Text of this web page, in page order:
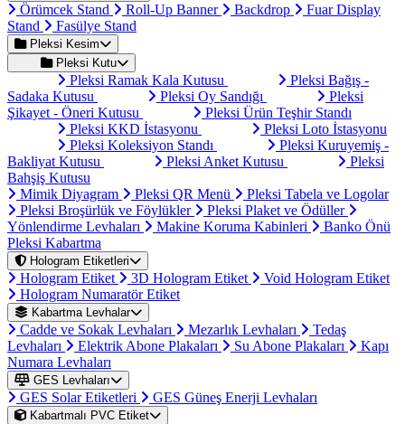
Örümcek Stand Roll-Up Banner Backdrop
Fuar Display
Stand
Fasülye Stand
Pleksi Kesim
Pleksi Kutu
Pleksi Ramak Kala Kutusu
Pleksi Bağış -
Sadaka Kutusu
Pleksi Oy Sandığı
Pleksi
Şikayet - Öneri Kutusu
Pleksi Ürün Teşhir Standı
Pleksi KKD İstasyonu
Pleksi Loto İstasyonu
Pleksi Koleksiyon Standı
Pleksi Kuruyemiş -
Bakliyat Kutusu
Pleksi Anket Kutusu
Pleksi
Bahşiş Kutusu
Mimik Diyagram
Pleksi QR Menü
Pleksi Tabela ve Logolar
Pleksi Broşürlük ve Föylükler
Pleksi Plaket ve Ödüller
Yönlendirme Levhaları
Makine Koruma Kabinleri
Banko Önü
Pleksi Kabartma
Hologram Etiketleri
Hologram Etiket 3D Hologram Etiket
Void Hologram Etiket
Hologram Numaratör Etiket
Kabartma Levhalar
Cadde ve Sokak Levhaları Mezarlık Levhaları
Tedaş
Levhaları
Elektrik Abone Plakaları Su Abone Plakaları
Kapı
Numara Levhaları
GES Levhaları
GES Solar Etiketleri GES Güneş Enerji Levhaları
Kabartmalı PVC Etiket